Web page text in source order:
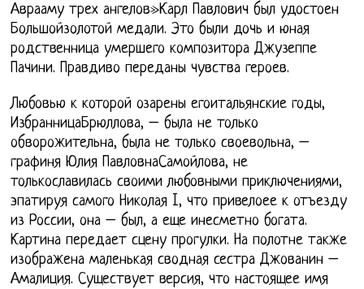
Аврааму трех ангелов»Карл Павлович был удостоен
Большойзолотой медали. Это были дочь и юная
родственница умершего композитора Джузеппе
Пачини. Правдиво переданы чувства героев.
Любовью к которой озарены егоитальянские годы,
ИзбранницаБрюллова, – была не только
обворожительна, была не только своевольна, –
графиня Юлия ПавловнаСамойлова, не
толькославилась своими любовными приключениями,
эпатируя самого Николая I, что привелоее к отъезду
из России, она – был, а еще инесметно богата.
Картина передает сцену прогулки. На полотне также
изображена маленькая сводная сестра Джованин –
Амалиция. Существует версия, что настоящее имя